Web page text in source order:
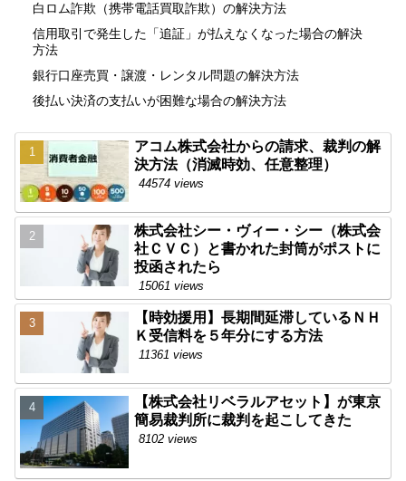
白ロム詐欺（携帯電話買取詐欺）の解決方法
信用取引で発生した「追証」が払えなくなった場合の解決
方法
銀行口座売買・譲渡・レンタル問題の解決方法
後払い決済の支払いが困難な場合の解決方法
アコム株式会社からの請求、裁判の解
決方法（消滅時効、任意整理）
44574 views
株式会社シー・ヴィー・シー（株式会
社ＣＶＣ）と書かれた封筒がポストに
投函されたら
15061 views
【時効援用】長期間延滞しているＮＨ
Ｋ受信料を５年分にする方法
11361 views
【株式会社リベラルアセット】が東京
簡易裁判所に裁判を起こしてきた
8102 views